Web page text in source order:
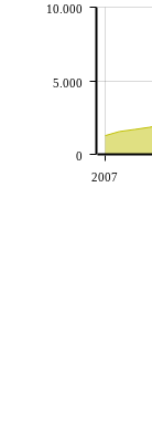
2007
0
5.000
10.000